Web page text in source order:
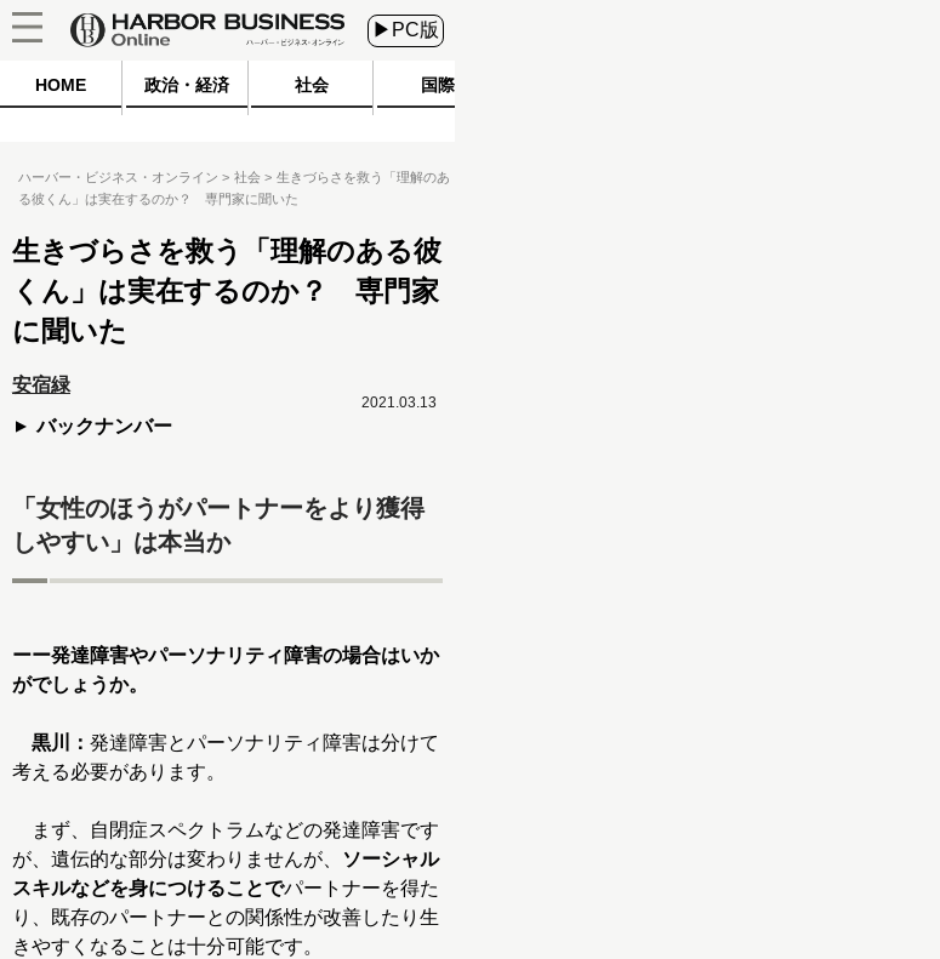
▶PC版
HOME 政治・経済 社会 国際
ハーバー・ビジネス・オンライン 社会
生きづらさを救う「理解のあ
る彼くん」は実在するのか？ 専門家に聞いた
生きづらさを救う「理解のある彼
くん」は実在するのか？ 専門家
に聞いた
安宿緑
バックナンバー
2021.03.13
「女性のほうがパートナーをより獲得
しやすい」は本当か
ーー発達障害やパーソナリティ障害の場合はいか
がでしょうか。
黒川： 発達障害とパーソナリティ障害は分けて
考える必要があります。
まず、自閉症スペクトラムなどの発達障害です
が、遺伝的な部分は変わりませんが、
ソーシャル
スキルなどを身につけることでパートナーを得た
り、既存のパートナーとの関係性が改善したり生
きやすくなることは十分可能です。